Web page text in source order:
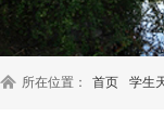
所在位置： 首页 学生